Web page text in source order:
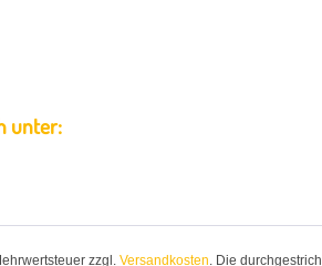
unter:
zzgl. Versandkosten . Die